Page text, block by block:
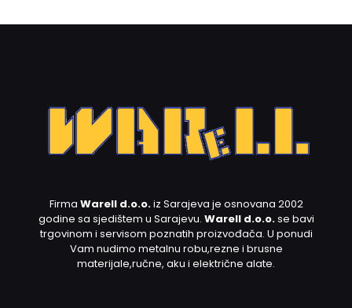
Firma Warell d.o.o.iz Sarajeva je osnovana 2002
godine sa sjedištem u Sarajevu. Warell d.o.o.se bavi
trgovinom i servisom poznatih proizvođača. U ponudi
Vam nudimo metalnu robu,rezne i brusne
materijale,ručne, aku i električne alate.